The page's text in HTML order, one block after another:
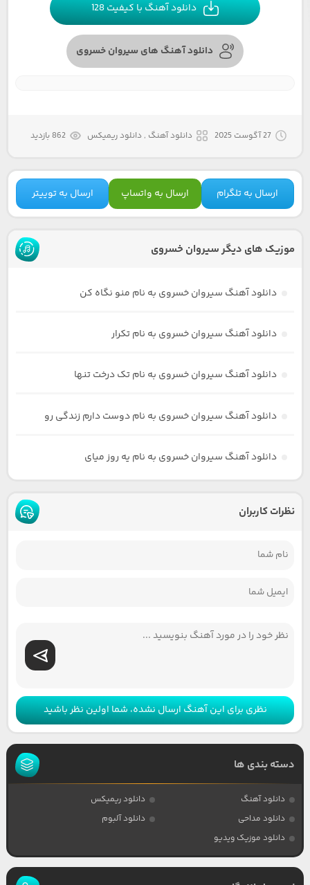
دانلود آهنگ با کیفیت 128
دانلود آهنگ های سیروان خسروی
27 آگوست 2025 دانلود آهنگ , دانلود ریمیکس 862 بازدید
ارسال به تلگرام ارسال به واتساپ ارسال به توییتر
موزیک های دیگر سیروان خسروی
دانلود آهنگ سیروان خسروی به نام منو نگاه کن
دانلود آهنگ سیروان خسروی به نام تکرار
دانلود آهنگ سیروان خسروی به نام تک درخت تنها
دانلود آهنگ سیروان خسروی به نام دوست دارم زندگی رو
دانلود آهنگ سیروان خسروی به نام یه روز میای
نظرات کاربران
نظری برای این آهنگ ارسال نشده، شما اولین نظر باشید
دسته بندی ها
دانلود آهنگ
دانلود ریمیکس
دانلود مداحی
دانلود آلبوم
دانلود موزیک ویدیو